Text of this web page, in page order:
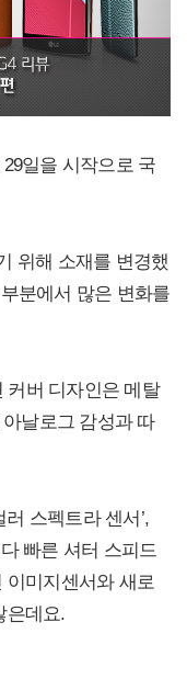
일을 시작으로 국
위해 소재를 변경했
분에서 많은 변화를
커버 디자인은 메탈
날로그 감성과 따
스펙트라 센서’,
빠른 셔터 스피드
이미지센서와 새로
은데요.